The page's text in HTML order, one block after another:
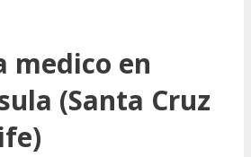
medico en
(Santa Cruz